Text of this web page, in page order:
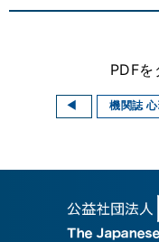
PDFを
機関誌